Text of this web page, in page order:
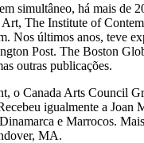
simultâneo, há mais
The Institute of
últimos anos, teve
Post. The Boston
outras publicações.
o Canada Arts Council
igualmente a
e Marrocos.
MA.